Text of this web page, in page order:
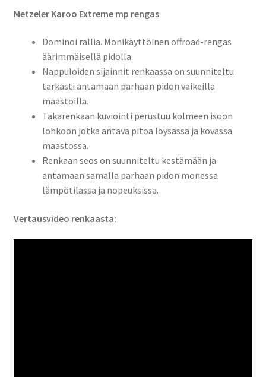
Metzeler Karoo Extreme mp rengas
Dominoi rallia. Monikäyttöinen offroad-rengas
äärimmäisellä pidolla.
Nappuloiden sijainnit renkaassa on suunniteltu
tarkasti antamaan parhaan pidon vaikeilla
maastoilla.
Takarenkaan kuviointi perustuu kolmeen isoon
lohkoon jotka antava pitoa löysässä ja kovassa
maastossa.
Renkaan seos on suunniteltu kestämään ja
antamaan samalla parhaan pidon monessa
lämpötilassa ja nopeuksissa.
Vertausvideo renkaasta: